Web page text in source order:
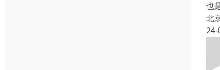
也
北
24-